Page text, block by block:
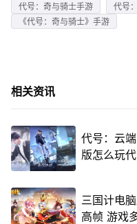
代号：奇与骑士手游
代号
《代号：奇与骑士》手游
相关资讯
代号：云
版怎么玩
三国计电
高帧 游戏